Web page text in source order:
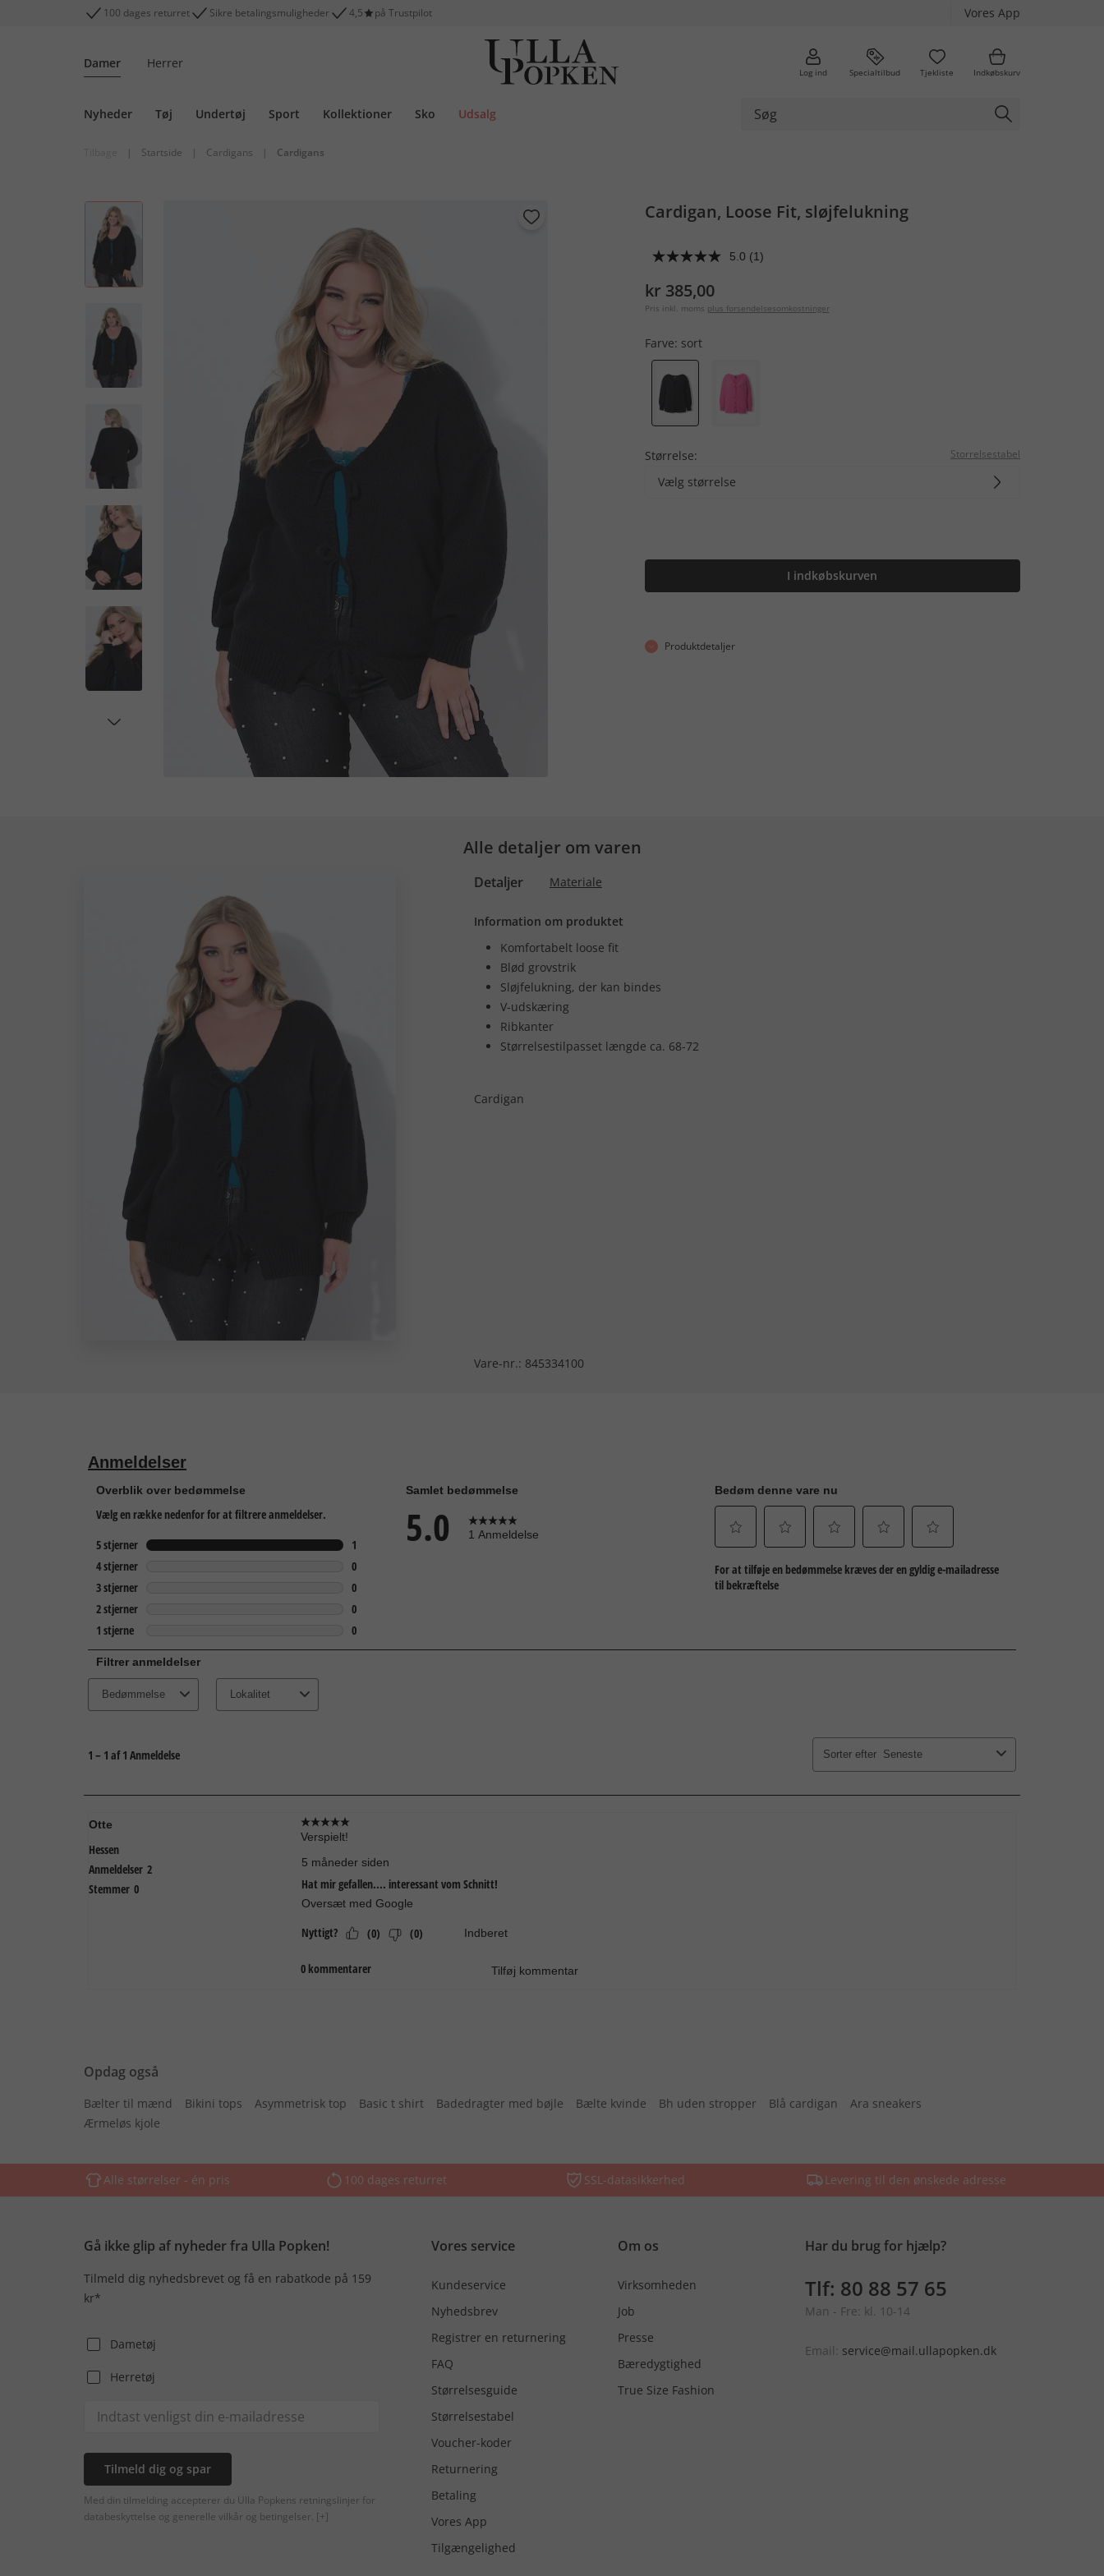
100 dages returret Sikre betalingsmuligheder 4,5 på Trustpilot Vores App
Damer Herrer
Log ind Specialtilbud Tjekliste Indkøbskurv
Nyheder Tøj Undertøj Sport Kollektioner Sko Udsalg
| Startside | Cardigans | Cardigans
Cardigan, Loose Fit, sløjfelukning
5.0 (1)
kr 385,00
Pris inkl. moms plus forsendelsesomkostninger
Farve: sort
Størrelse: Storrelsestabel
Vælg størrelse
I indkøbskurven
Produktdetaljer
Alle detaljer om varen
Detaljer Materiale
Information om produktet
Komfortabelt loose fit
Blød grovstrik
Sløjfelukning, der kan bindes
V-udskæring
Ribkanter
Størrelsestilpasset længde ca. 68-72
Cardigan
Vare-nr.: 845334100
Opdag også
Bælter til mænd Bikini tops Asymmetrisk top Basic t shirt Badedragter med bøjle Bælte kvinde Bh uden stropper Blå cardigan
Ara sneakers
Ærmeløs kjole
Alle størrelser - én pris 100 dages returret SSL-datasikkerhed Levering til den ønskede adresse
Gå ikke glip af nyheder fra Ulla Popken!
Tilmeld dig nyhedsbrevet og få en rabatkode på 159
kr*
Dametøj
Herretøj
Tilmeld dig og spar
Med din tilmelding accepterer du Ulla Popkens retningslinjer for
databeskyttelse og generelle vilkår og betingelser. [+]
Vores service
Kundeservice
Nyhedsbrev
Registrer en returnering
FAQ
Størrelsesguide
Størrelsestabel
Voucher-koder
Returnering
Betaling
Vores App
Tilgængelighed
Om os
Virksomheden
Job
Presse
Bæredygtighed
True Size Fashion
Har du brug for hjælp?
Tlf: 80 88 57 65
Man - Fre: kl. 10-14
Email: service@mail.ullapopken.dk